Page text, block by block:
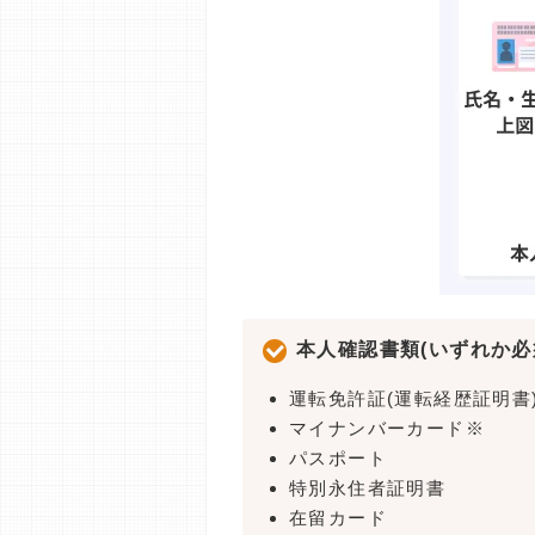
本人確認書類(いずれか
運転免許証(運転経歴証明
マイナンバーカード※
パスポート
特別永住者証明書
在留カード